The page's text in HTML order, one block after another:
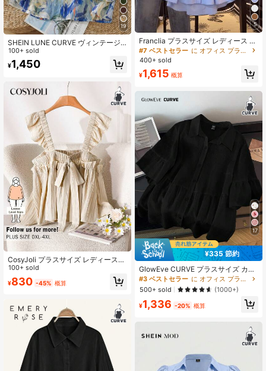
19
SHEIN LUNE CURVE ヴィンテージ
Vネック ランタンスリーブ バケーシ
ョンスタイル ルーズ カジュアル プ
ラスサイズ レディースブラウス
100+ sold
¥1,450
CosyJoli プラスサイズ レディース
無地 タイフロント キャップスリーブ
ブラウス
100+ sold
¥830 -45% 概算
5
Franclia プラスサイズ レディース 夏
カジュアル 無地 パフスリーブ フィ
ットトップ
#7 ベストセラー
に オフィス プラスサイズのトップス
400+ sold
¥1,615 概算
17
¥335 節約
GlowEve CURVE プラスサイズ カジ
ュアル 無地 半袖シャツ
#3 ベストセラー
に オフィス プラスサイズのトップス
500+ sold
(1000+)
¥1,336 -20% 概算